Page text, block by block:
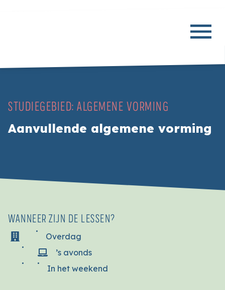
STUDIEGEBIED: ALGEMENE VORMING
Aanvullende algemene vorming
WANNEER ZIJN DE LESSEN?
Overdag
’s avonds
In het weekend